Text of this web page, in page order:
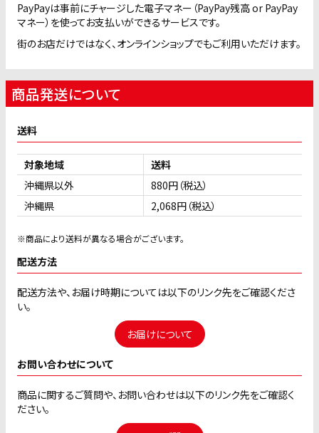
PayPayは事前にチャージした電子マネー（PayPay残高 or PayPay
マネー）を使ってお支払いができるサービスです。
街のお店だけではなく、オンラインショップでもご利用いただけます。
商品発送について
送料
対象地域
送料
沖縄県以外
880円（税込）
沖縄県
2,068円（税込）
※商品により送料が異なる場合がございます。
配送方法
配送方法や、お届け時期については以下のリンク先をご確認くださ
い。
お届けについて
お問い合わせについて
商品に関するご質問や、お問い合わせは以下のリンク先をご確認く
ださい。